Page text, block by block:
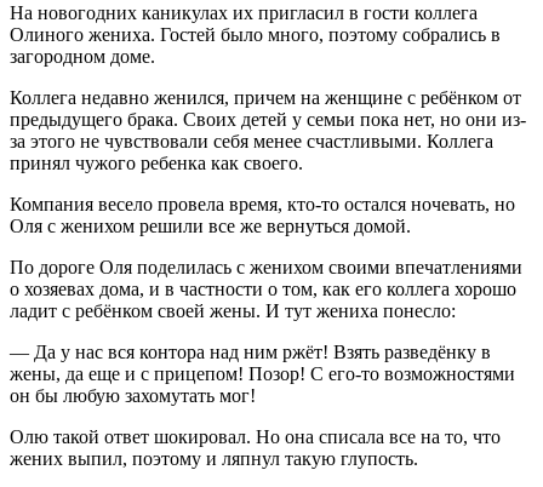
На новогодних каникулах их пригласил в гости коллега
Олиного жениха. Гостей было много, поэтому собрались в
загородном доме.
Коллега недавно женился, причем на женщине с ребёнком от
предыдущего брака. Своих детей у семьи пока нет, но они из-
за этого не чувствовали себя менее счастливыми. Коллега
принял чужого ребенка как своего.
Компания весело провела время, кто-то остался ночевать, но
Оля с женихом решили все же вернуться домой.
По дороге Оля поделилась с женихом своими впечатлениями
о хозяевах дома, и в частности о том, как его коллега хорошо
ладит с ребёнком своей жены. И тут жениха понесло:
— Да у нас вся контора над ним ржёт! Взять разведёнку в
жены, да еще и с прицепом! Позор! С его-то возможностями
он бы любую захомутать мог!
Олю такой ответ шокировал. Но она списала все на то, что
жених выпил, поэтому и ляпнул такую глупость.